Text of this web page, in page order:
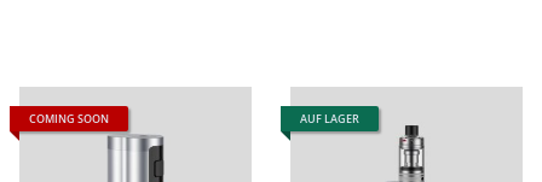
COMING SOON AUF LAGER